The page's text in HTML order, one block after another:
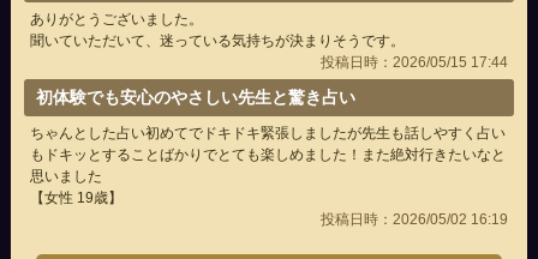
ありがとうございました。
聞いていただいて、迷っている気持ちが決まりそうです。
投稿日時：2026/05/15 17:44
初体験でも安心のやさしい先生と驚き占い
ちゃんとした占い初めてでドキドキ緊張しましたが先生も話しやすく占い
もドキッとすることばかりでとても楽しめました！また絶対行きたいなと
思いました
【女性 19歳】
投稿日時：2026/05/02 16:19